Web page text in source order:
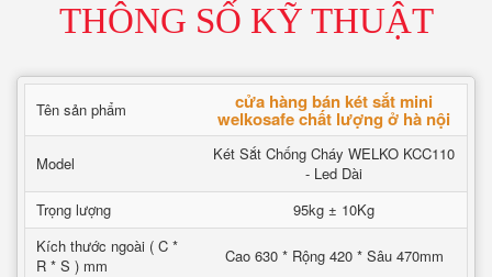
THÔNG SỐ KỸ THUẬT
Tên sản phẩm cửa hàng bán két sắt mini
welkosafe chất lượng ở hà nội
Model
Két Sắt Chống Cháy WELKO KCC110
- Led Dài
Trọng lượng
95kg ± 10Kg
Kích thước ngoài ( C *
R * S ) mm
Cao 630 * Rộng 420 * Sâu 470mm